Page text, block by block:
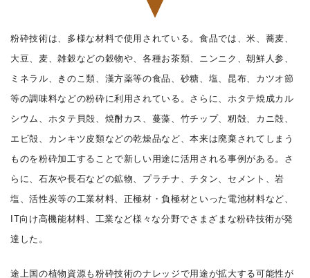
粉砕技術は、多様な材料で使用されている。食品では、米、蕎麦、
大豆、麦、雑穀などの穀物や、各種お茶類、ニンニク、朝鮮人参、
ミネラル、きのこ類、漢方薬等の食品、砂糖、塩、昆布、カツオ節
等の調味料などの粉砕に利用されている。さらに、ホタテ焼成カル
シウム、ホタテ貝殻、焼酎カス、蔓藻、竹チップ、籾殻、カニ殻、
エビ殻、カンキツ皮類などの乾燥品など、本来は廃棄されてしまう
ものを粉砕加工することで新しい用途に活用される事例がある。さ
らに、石灰や長石などの鉱物、プラチナ、チタン、セメント、岩
塩、活性炭等の工業材料、正極材・負極材といった電池材料など、
IT向け高機能材料、工業など様々な分野でさまざまな粉砕技術が発
達した。
途上国の植物資源も粉砕技術のナレッジで用途が拡大する可能性が